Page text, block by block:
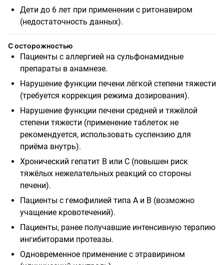
Дети до 6 лет при применении с ритонавиром
(недостаточность данных).
С осторожностью
Пациенты с аллергией на сульфонамидные
препараты в анамнезе.
Нарушение функции печени лёгкой степени тяжести
(требуется коррекция режима дозирования).
Нарушение функции печени средней и тяжёлой
степени тяжести (применение таблеток не
рекомендуется, использовать суспензию для
приёма внутрь).
Хронический гепатит В или С (повышен риск
тяжёлых нежелательных реакций со стороны
печени).
Пациенты с гемофилией типа А и В (возможно
учащение кровотечений).
Пациенты, ранее получавшие интенсивную терапию
ингибиторами протеазы.
Одновременное применение с этравирином